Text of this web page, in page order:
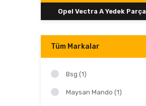
Opel Vectra A Yedek Parça
Tüm Markalar
Bsg (1)
Maysan Mando (1)